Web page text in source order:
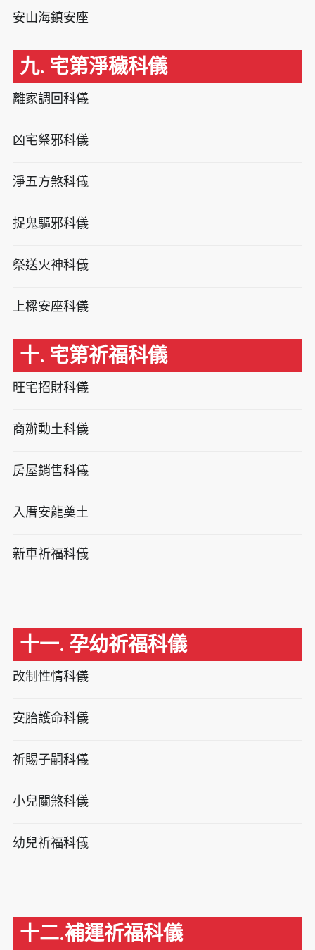
安山海鎮安座
九. 宅第淨穢科儀
離家調回科儀
凶宅祭邪科儀
淨五方煞科儀
捉鬼驅邪科儀
祭送火神科儀
上樑安座科儀
十. 宅第祈福科儀
旺宅招財科儀
商辦動土科儀
房屋銷售科儀
入厝安龍奠土
新車祈福科儀
十一. 孕幼祈福科儀
改制性情科儀
安胎護命科儀
祈賜子嗣科儀
小兒關煞科儀
幼兒祈福科儀
十二.補運祈福科儀